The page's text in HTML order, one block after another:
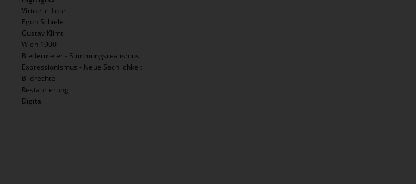
Virtuelle Tour
Egon Schiele
Gustav Klimt
Wien 1900
Biedermeier - Stimmungsrealismus
Expressionismus - Neue Sachlichkeit
Bildrechte
Restaurierung
Digital